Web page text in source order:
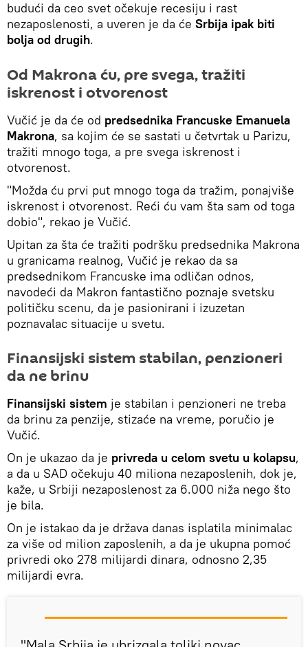
budući da ceo svet očekuje recesiju i rast
nezaposlenosti, a uveren je da će Srbija ipak biti
bolja od drugih.
Od Makrona ću, pre svega, tražiti
iskrenost i otvorenost
Vučić je da će od predsednika Francuske Emanuela
Makrona, sa kojim će se sastati u četvrtak u Parizu,
tražiti mnogo toga, a pre svega iskrenost i
otvorenost.
"Možda ću prvi put mnogo toga da tražim, ponajviše
iskrenost i otvorenost. Reći ću vam šta sam od toga
dobio", rekao je Vučić.
Upitan za šta će tražiti podršku predsednika Makrona
u granicama realnog, Vučić je rekao da sa
predsednikom Francuske ima odličan odnos,
navodeći da Makron fantastično poznaje svetsku
političku scenu, da je pasionirani i izuzetan
poznavalac situacije u svetu.
Finansijski sistem stabilan, penzioneri
da ne brinu
Finansijski sistem je stabilan i penzioneri ne treba
da brinu za penzije, stizaće na vreme, poručio je
Vučić.
On je ukazao da je privreda u celom svetu u kolapsu,
a da u SAD očekuju 40 miliona nezaposlenih, dok je,
kaže, u Srbiji nezaposlenost za 6.000 niža nego što
je bila.
On je istakao da je država danas isplatila minimalac
za više od milion zaposlenih, a da je ukupna pomoć
privredi oko 278 milijardi dinara, odnosno 2,35
milijardi evra.